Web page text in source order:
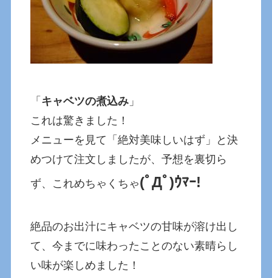
「 キャベツの煮込み 」
これは驚きました！
メニューを見て「絶対美味しいはず」と決
めつけて注文しましたが、予想を裏切ら
ず、これめちゃくちゃ(ﾟДﾟ)ｳﾏｰ!
絶品のお出汁にキャベツの甘味が溶け出し
て、今までに味わったことのない素晴らし
い味が楽しめました！